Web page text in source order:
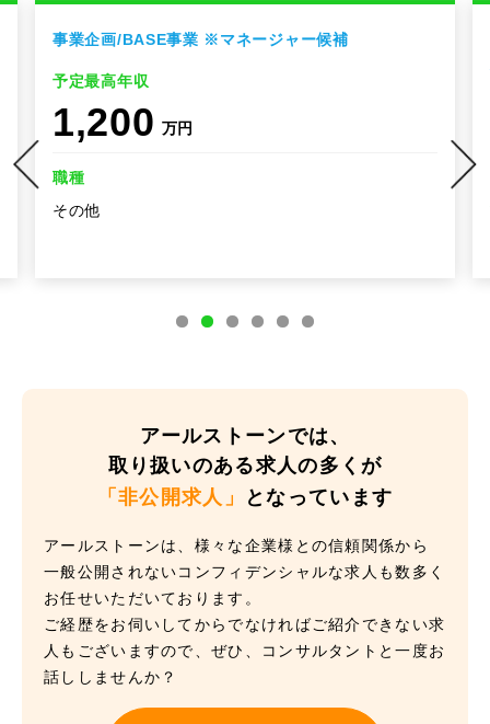
事業企画/BASE事業 ※マネージャー候補
予定最高年収
1,200 万円
職種
その他
アールストーンでは、
取り扱いのある求人の多くが
「非公開求人」
となっています
アールストーンは、様々な企業様との信頼関係から
一般公開されないコンフィデンシャルな求人も数多く
お任せいただいております。
ご経歴をお伺いしてからでなければご紹介できない求
人もございますので、ぜひ、コンサルタントと一度お
話ししませんか？